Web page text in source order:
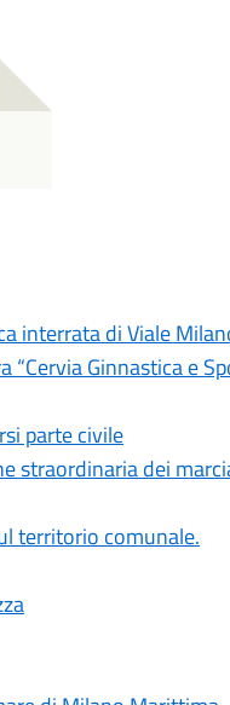
interrata di Viale
Ginnastica e
parte civile
straordinaria dei
territorio comunale.